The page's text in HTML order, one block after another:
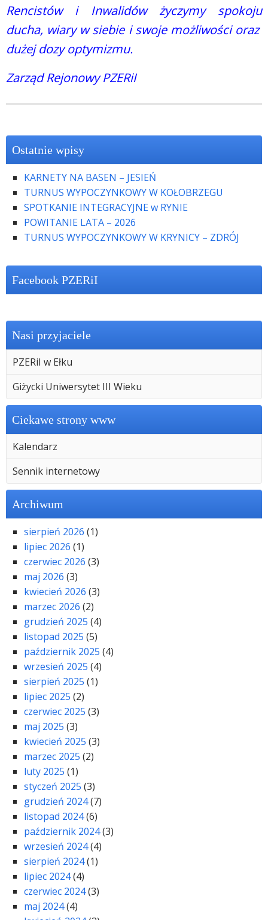
Rencistów i Inwalidów życzymy spokoju
ducha, wiary w siebie i swoje możliwości oraz
dużej dozy optymizmu.
Zarząd Rejonowy PZERiI
Ostatnie wpisy
KARNETY NA BASEN – JESIEŃ
TURNUS WYPOCZYNKOWY W KOŁOBRZEGU
SPOTKANIE INTEGRACYJNE w RYNIE
POWITANIE LATA – 2026
TURNUS WYPOCZYNKOWY W KRYNICY – ZDRÓJ
Facebook PZERiI
Nasi przyjaciele
PZERiI w Ełku
Giżycki Uniwersytet III Wieku
Ciekawe strony www
Kalendarz
Sennik internetowy
Archiwum
sierpień 2026 (1)
lipiec 2026 (1)
czerwiec 2026 (3)
maj 2026 (3)
kwiecień 2026 (3)
marzec 2026 (2)
grudzień 2025 (4)
listopad 2025 (5)
październik 2025 (4)
wrzesień 2025 (4)
sierpień 2025 (1)
lipiec 2025 (2)
czerwiec 2025 (3)
maj 2025 (3)
kwiecień 2025 (3)
marzec 2025 (2)
luty 2025 (1)
styczeń 2025 (3)
grudzień 2024(7)
listopad 2024(6)
październik 2024(3)
wrzesień 2024(4)
sierpień 2024(1)
lipiec 2024(4)
czerwiec 2024(3)
maj 2024(4)